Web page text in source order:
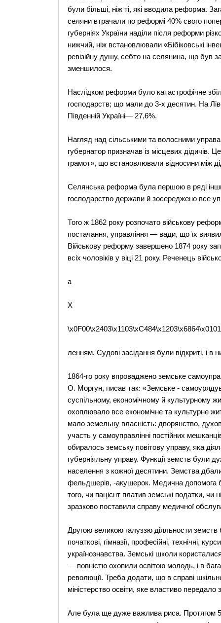
були більші, ніж ті, які вводила реформа.
селяни втрачали по реформі 40% свого
губерніях України наділи після реформи
нижчий, ніж встановлювали «Бібіковські
ревізійну душу, себто на селянина, що був
зменшилося.
Наслідком реформи було катастрофічне
господарств; що мали до 3-х десятин. На
Південній Україні— 27,6%.
Нагляд над сільськими та волосними
губернатор призначав із місцевих
грамот», що встановлювали відносини між
Селянська реформа була першою в ряді
господарство держави й зосереджено все
Того ж 1862 року розпочато військову
постачання, управління — вади, що їх
Військову реформу завершено 1874 року
всіх чоловіків у віці 21 року. Реченець
a
X
ленням. Судові засідання були відкриті, і
1864-го року впроваджено земське
О. Моргун, писав так: «Земське -
суспільному, економічному й культурному
охоплювало все економічне та культурне
мало земельну власність: дворянство,
участь у самоуправлінні постійних
обиралось земську повітову управу, яка
губерніяльну управу. Функції земств були
населення з кожної десятини. Земства дбали
фельдшерів, -акушерок. Медична допомога
того, чи пацієнт платив земські податки, чи
зразково поставили справу медичної
Другою великою галуззю діяльности земств
початкові, гімназії, професійні, технічні,
українознавства. Земські школи
— повністю охопили освітою молодь, і в
революції. Треба додати, що в справі
міністерство освіти, яке властиво
Але була ще дуже важлива риса. Протягом